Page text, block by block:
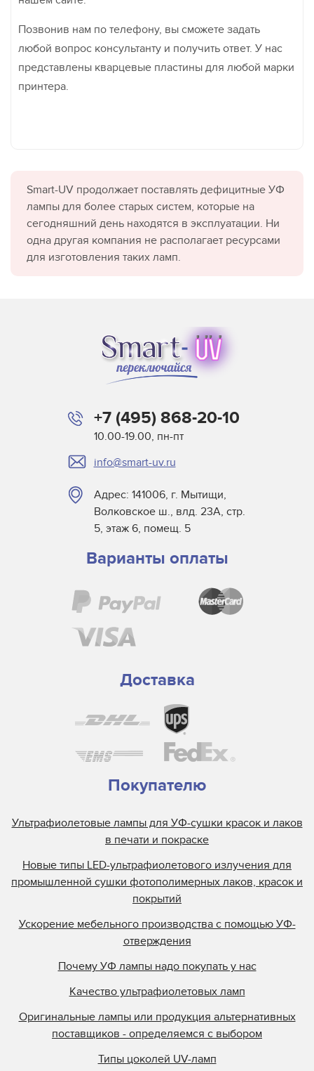
Позвонив нам по телефону, вы сможете задать
любой вопрос консультанту и получить ответ. У нас
представлены кварцевые пластины для любой марки
принтера.
Smart-UV продолжает поставлять дефицитные УФ
лампы для более старых систем, которые на
сегодняшний день находятся в эксплуатации. Ни
одна другая компания не располагает ресурсами
для изготовления таких ламп.
+7 (495) 868-20-10
10.00-19.00, пн-пт
info@smart-uv.ru
Адрес: 141006, г. Мытищи,
Волковское ш., влд. 23А, стр.
5, этаж 6, помещ. 5
Варианты оплаты
Доставка
Покупателю
Ультрафиолетовые лампы для УФ-сушки красок и лаков
в печати и покраске
Новые типы LED-ультрафиолетового излучения для
промышленной сушки фотополимерных лаков, красок и
покрытий
Ускорение мебельного производства с помощью УФ-
отверждения
Почему УФ лампы надо покупать у нас
Качество ультрафиолетовых ламп
Оригинальные лампы или продукция альтернативных
поставщиков - определяемся с выбором
Типы цоколей UV-ламп